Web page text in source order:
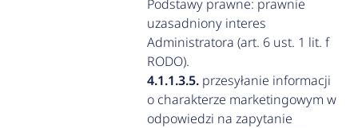
Podstawy prawne: prawnie
uzasadniony interes
Administratora (art. 6 ust. 1 lit. f
RODO).
przesyłanie informacji
o charakterze marketingowym w
odpowiedzi na zapytanie